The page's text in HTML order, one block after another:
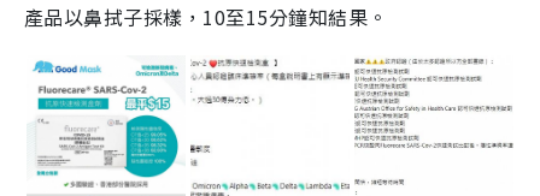
產品以鼻拭子採樣，10至15分鐘知結果。